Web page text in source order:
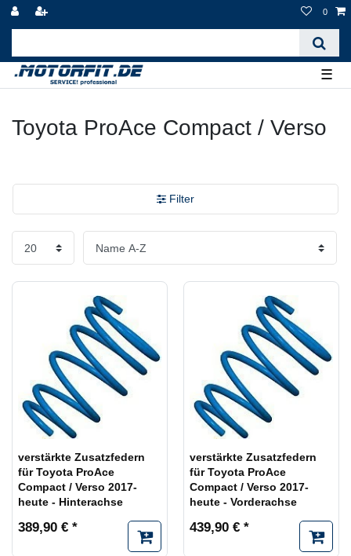
0
☰
Toyota ProAce Compact / Verso
Filter
verstärkte Zusatzfedern
für Toyota ProAce
Compact / Verso 2017-
heute - Hinterachse
389,90 € *
verstärkte Zusatzfedern
für Toyota ProAce
Compact / Verso 2017-
heute - Vorderachse
439,90 € *